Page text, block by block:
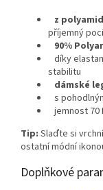
z
příjemný
90%
díky
stabilitu
dámské
s
jemnost 70
Tip: Slaďte si
ostatní módní
Doplňkové